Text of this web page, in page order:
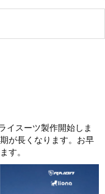
スーツ製作開始しま
が長くなります。お早
す。